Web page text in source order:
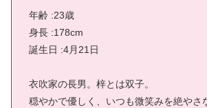
年齢 :23歳
身長 :178cm
誕生日 :4月21日
衣吹家の長男。梓とは双子。
穏やかで優しく、いつも微笑みを絶やさ